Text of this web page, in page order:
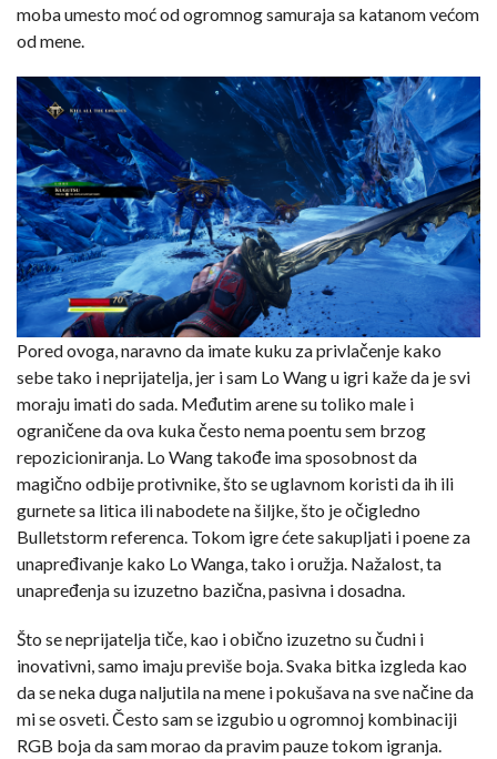
moba umesto moć od ogromnog samuraja sa katanom većom
od mene.
Pored ovoga, naravno da imate kuku za privlačenje kako
sebe tako i neprijatelja, jer i sam Lo Wang u igri kaže da je svi
moraju imati do sada. Međutim arene su toliko male i
ograničene da ova kuka često nema poentu sem brzog
repozicioniranja. Lo Wang takođe ima sposobnost da
magično odbije protivnike, što se uglavnom koristi da ih ili
gurnete sa litica ili nabodete na šiljke, što je očigledno
Bulletstorm referenca. Tokom igre ćete sakupljati i poene za
unapređivanje kako Lo Wanga, tako i oružja. Nažalost, ta
unapređenja su izuzetno bazična, pasivna i dosadna.
Što se neprijatelja tiče, kao i obično izuzetno su čudni i
inovativni, samo imaju previše boja. Svaka bitka izgleda kao
da se neka duga naljutila na mene i pokušava na sve načine da
mi se osveti. Često sam se izgubio u ogromnoj kombinaciji
RGB boja da sam morao da pravim pauze tokom igranja.